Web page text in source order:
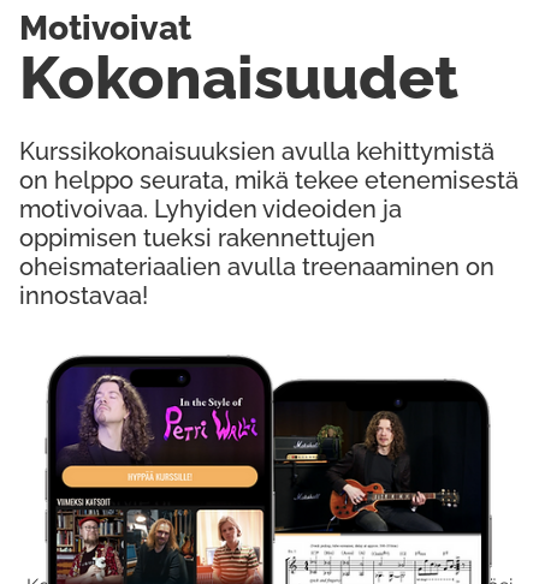
Kokeile Ilmaiseksi
Kurssikokonaisuuksien avulla kehittymistä
on helppo seurata, mikä tekee etenemisestä
motivoivaa. Lyhyiden videoiden ja
oppimisen tueksi rakennettujen
oheismateriaalien avulla treenaaminen on
innostavaa!
Kokonaisuudet
Motivoivat